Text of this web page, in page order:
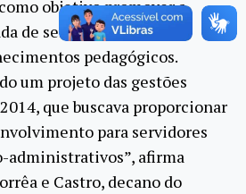
objetivo promover a
de servidores, nas áreas
pedagógicos.
um projeto das gestões
que buscava proporcionar
para servidores
administrativos”, afirma
e Castro, decano do